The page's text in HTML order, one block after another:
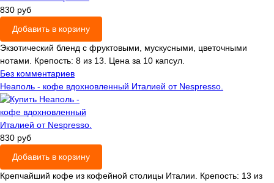
830 руб
Добавить в корзину
Экзотический бленд с фруктовыми, мускусными, цветочными
нотами. Крепость: 8 из 13. Цена за 10 капсул.
Без комментариев
Неаполь - кофе вдохновленный Италией от Nespresso.
830 руб
Добавить в корзину
Крепчайший кофе из кофейной столицы Италии. Крепость: 13 из